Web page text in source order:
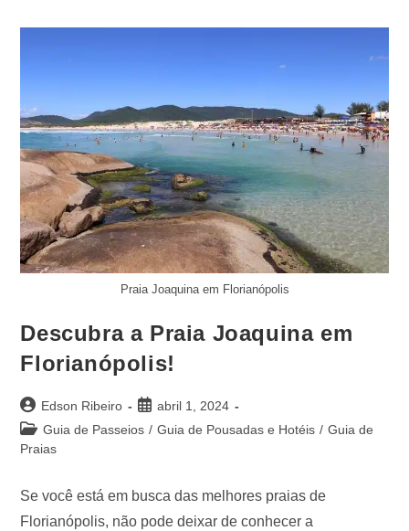
Praia Joaquina em Florianópolis
Descubra a Praia Joaquina em
Florianópolis!
Edson Ribeiro
abril 1, 2024
Guia de Passeios / Guia de Pousadas e Hotéis / Guia de
Praias
Se você está em busca das melhores praias de
Florianópolis, não pode deixar de conhecer a